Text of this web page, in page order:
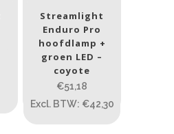
Streamlight
Enduro Pro
hoofdlamp +
groen LED –
coyote
€51,18
Excl. BTW: €42,30